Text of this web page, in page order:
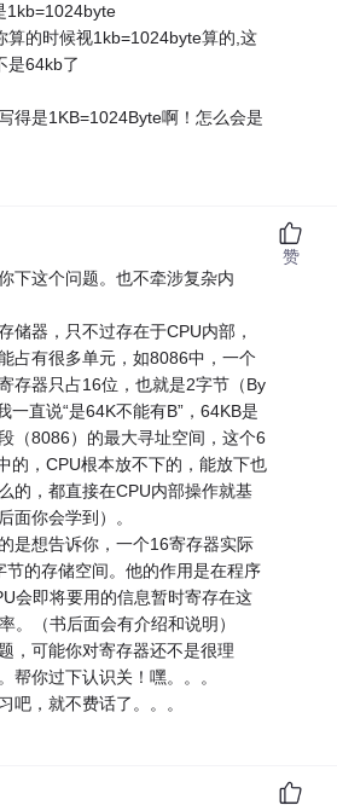
1kb=1024byte
算的时候视1kb=1024byte算的,这
是64kb了
得是1KB=1024Byte啊！怎么会是
下这个问题。也不牵涉复杂内
储器，只不过存在于CPU内部，
占有很多单元，如8086中，一个
存器只占16位，也就是2字节（By
一直说“是64K不能有B”，64KB是
（8086）的最大寻址空间，这个6
的，CPU根本放不下的，能放下也
的，都直接在CPU内部操作就基
面你会学到）。
是想告诉你，一个16寄存器实际
节的存储空间。他的作用是在程序
会即将要用的信息暂时寄存在这
。（书后面会有介绍和说明）
，可能你对寄存器还不是很理
帮你过下认识关！嘿。。。
吧，就不费话了。。。
赞